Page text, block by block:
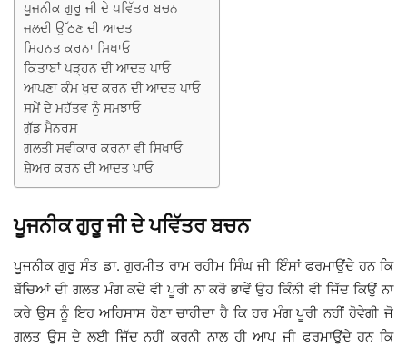
ਪੂਜਨੀਕ ਗੁਰੂ ਜੀ ਦੇ ਪਵਿੱਤਰ ਬਚਨ
ਜਲਦੀ ਉੱਠਣ ਦੀ ਆਦਤ
ਮਿਹਨਤ ਕਰਨਾ ਸਿਖਾਓ
ਕਿਤਾਬਾਂ ਪੜ੍ਹਨ ਦੀ ਆਦਤ ਪਾਓ
ਆਪਣਾ ਕੰਮ ਖੁਦ ਕਰਨ ਦੀ ਆਦਤ ਪਾਓ
ਸਮੇਂ ਦੇ ਮਹੱਤਵ ਨੂੰ ਸਮਝਾਓ
ਗੁੱਡ ਮੈਨਰਸ
ਗਲਤੀ ਸਵੀਕਾਰ ਕਰਨਾ ਵੀ ਸਿਖਾਓ
ਸ਼ੇਅਰ ਕਰਨ ਦੀ ਆਦਤ ਪਾਓ
ਪੂਜਨੀਕ ਗੁਰੂ ਜੀ ਦੇ ਪਵਿੱਤਰ ਬਚਨ
ਪੂਜਨੀਕ ਗੁਰੂ ਸੰਤ ਡਾ. ਗੁਰਮੀਤ ਰਾਮ ਰਹੀਮ ਸਿੰਘ ਜੀ ਇੰਸਾਂ ਫਰਮਾਉਂਦੇ ਹਨ ਕਿ
ਬੱਚਿਆਂ ਦੀ ਗਲਤ ਮੰਗ ਕਦੇ ਵੀ ਪੂਰੀ ਨਾ ਕਰੋ ਭਾਵੇਂ ਉਹ ਕਿੰਨੀ ਵੀ ਜਿੱਦ ਕਿਉਂ ਨਾ
ਕਰੇ ਉਸ ਨੂੰ ਇਹ ਅਹਿਸਾਸ ਹੋਣਾ ਚਾਹੀਦਾ ਹੈ ਕਿ ਹਰ ਮੰਗ ਪੂਰੀ ਨਹੀਂ ਹੋਵੇਗੀ ਜੋ
ਗਲਤ ਉਸ ਦੇ ਲਈ ਜਿੱਦ ਨਹੀਂ ਕਰਨੀ ਨਾਲ ਹੀ ਆਪ ਜੀ ਫਰਮਾਉਂਦੇ ਹਨ ਕਿ